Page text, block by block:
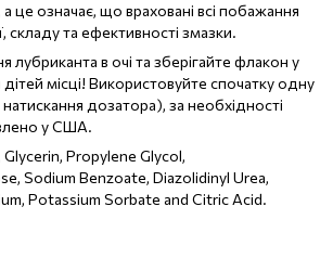
це означає, що враховані всі побажання
складу та ефективності змазки.
лубриканта в очі та зберігайте флакон у
місці! Використовуйте спочатку одну
дозатора), за необхідності
у США.
Glycerin, Propylene Glycol,
Sodium Benzoate, Diazolidinyl Urea,
Potassium Sorbate and Citric Acid.